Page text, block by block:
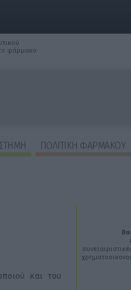
φάρμακο
ΠΟΛΙΤΙΚΗ ΦΑΡΜΑΚΟΥ
και του